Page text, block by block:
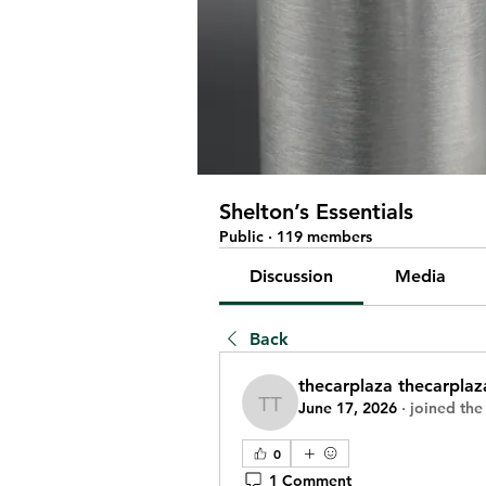
Shelton’s Essentials
Public · 119 members
Discussion Media
Back
thecarplaza thecarplaza
thecarplaza
June 17, 2026 · joined
0
1 Comment